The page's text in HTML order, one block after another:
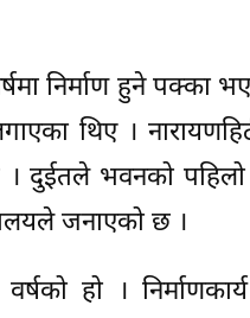
निर्माण हुने पक्का
थिए ।
दुईतले भवनको
जनाएको छ ।
हो ।